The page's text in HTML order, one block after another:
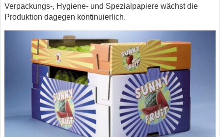
Verpackungs-, Hygiene- und Spezialpapiere wächst die
Produktion dagegen kontinuierlich.